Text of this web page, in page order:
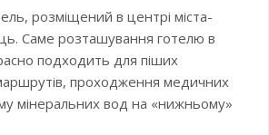
розміщений в центрі міста-
Саме розташування готелю в
подходить для піших
проходження медичних
мінеральних вод на «нижньому»